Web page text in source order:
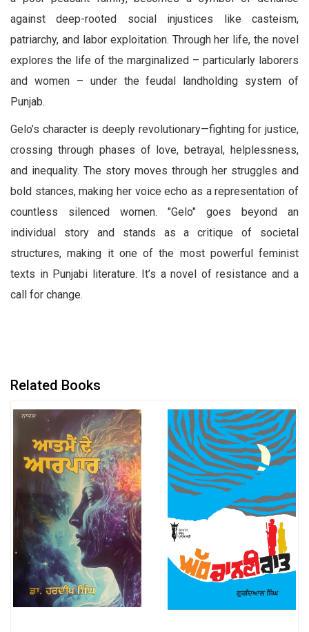
against deep-rooted social injustices like casteism,
patriarchy, and labor exploitation. Through her life, the novel
explores the life of the marginalized – particularly laborers
and women – under the feudal landholding system of
Punjab.
Gelo’s character is deeply revolutionary—fighting for justice,
crossing through phases of love, betrayal, helplessness,
and inequality. The story moves through her struggles and
bold stances, making her voice echo as a representation of
countless silenced women. "Gelo" goes beyond an
individual story and stands as a critique of societal
structures, making it one of the most powerful feminist
texts in Punjabi literature. It’s a novel of resistance and a
call for change.
Related Books